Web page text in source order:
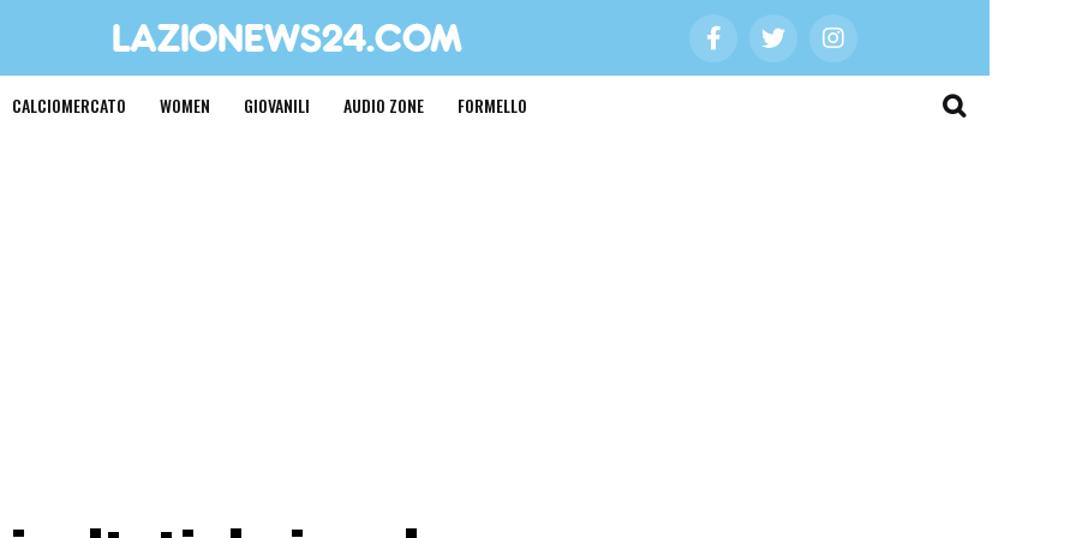
CALCIOMERCATO WOMEN GIOVANILI AUDIO ZONE FORMELLO